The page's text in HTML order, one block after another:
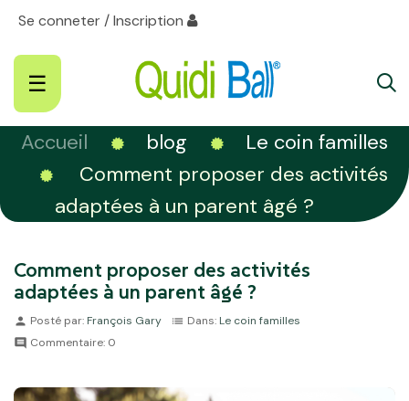
Se conneter / Inscription
Basculer
la
navigation
☰
Accueil blog
Le coin familles
Comment proposer des activités
adaptées à un parent âgé ?
Comment proposer des activités
adaptées à un parent âgé ?
person Posté par: François Gary list Dans: Le coin familles
comment Commentaire: 0